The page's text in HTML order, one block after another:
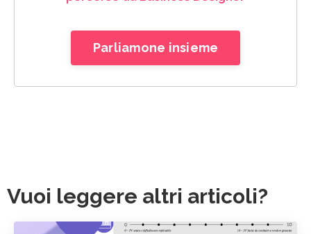
Parliamone insieme
Vuoi leggere altri articoli?